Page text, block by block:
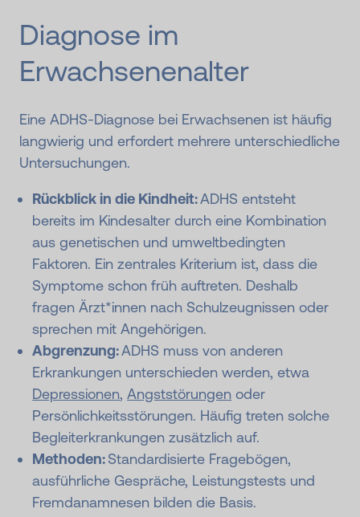
Diagnose im
Erwachsenen­alter
Eine ADHS-Diagnose bei Erwachsenen ist häufig
langwierig und erfordert mehrere unterschiedliche
Untersuchungen.
Rückblick in die Kindheit:ADHS entsteht
bereits im Kindesalter durch eine Kombination
aus genetischen und umweltbedingten
Faktoren. Ein zentrales Kriterium ist, dass die
Symptome schon früh auftreten. Deshalb
fragen Ärzt*innen nach Schulzeugnissen oder
sprechen mit Angehörigen.
Abgrenzung:ADHS muss von anderen
Erkrankungen unterschieden werden, etwa
Depressionen,Angststörungen oder
Persönlichkeitsstörungen. Häufig treten solche
Begleiterkrankungen zusätzlich auf.
Methoden:Standardisierte Fragebögen,
ausführliche Gespräche, Leistungstests und
Fremdanamnesen bilden die Basis.